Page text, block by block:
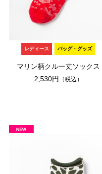
レディース バッグ・グッズ
マリン柄クルー丈ソックス
2,530円 （税込）